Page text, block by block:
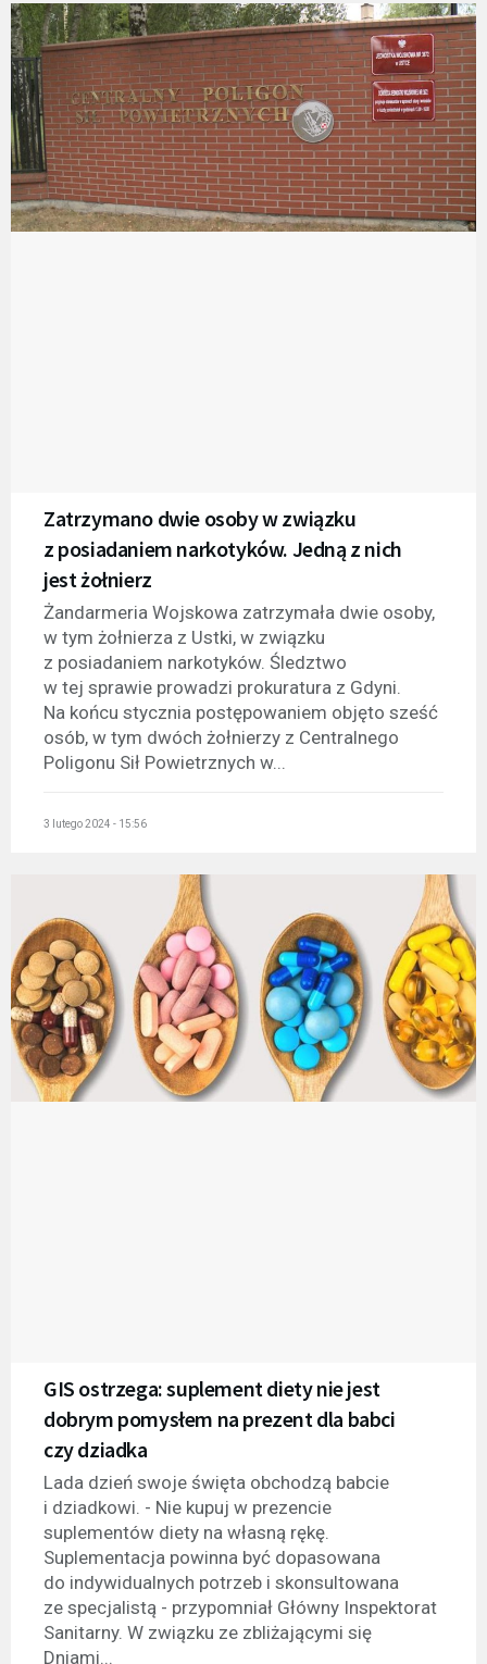
Zatrzymano dwie osoby w związku
z posiadaniem narkotyków. Jedną z nich
jest żołnierz
Żandarmeria Wojskowa zatrzymała dwie osoby,
w tym żołnierza z Ustki, w związku
z posiadaniem narkotyków. Śledztwo
w tej sprawie prowadzi prokuratura z Gdyni.
Na końcu stycznia postępowaniem objęto sześć
osób, w tym dwóch żołnierzy z Centralnego
Poligonu Sił Powietrznych w...
3 lutego 2024 - 15:56
GIS ostrzega: suplement diety nie jest
dobrym pomysłem na prezent dla babci
czy dziadka
Lada dzień swoje święta obchodzą babcie
i dziadkowi. - Nie kupuj w prezencie
suplementów diety na własną rękę.
Suplementacja powinna być dopasowana
do indywidualnych potrzeb i skonsultowana
ze specjalistą - przypomniał Główny Inspektorat
Sanitarny. W związku ze zbliżającymi się
Dniami...